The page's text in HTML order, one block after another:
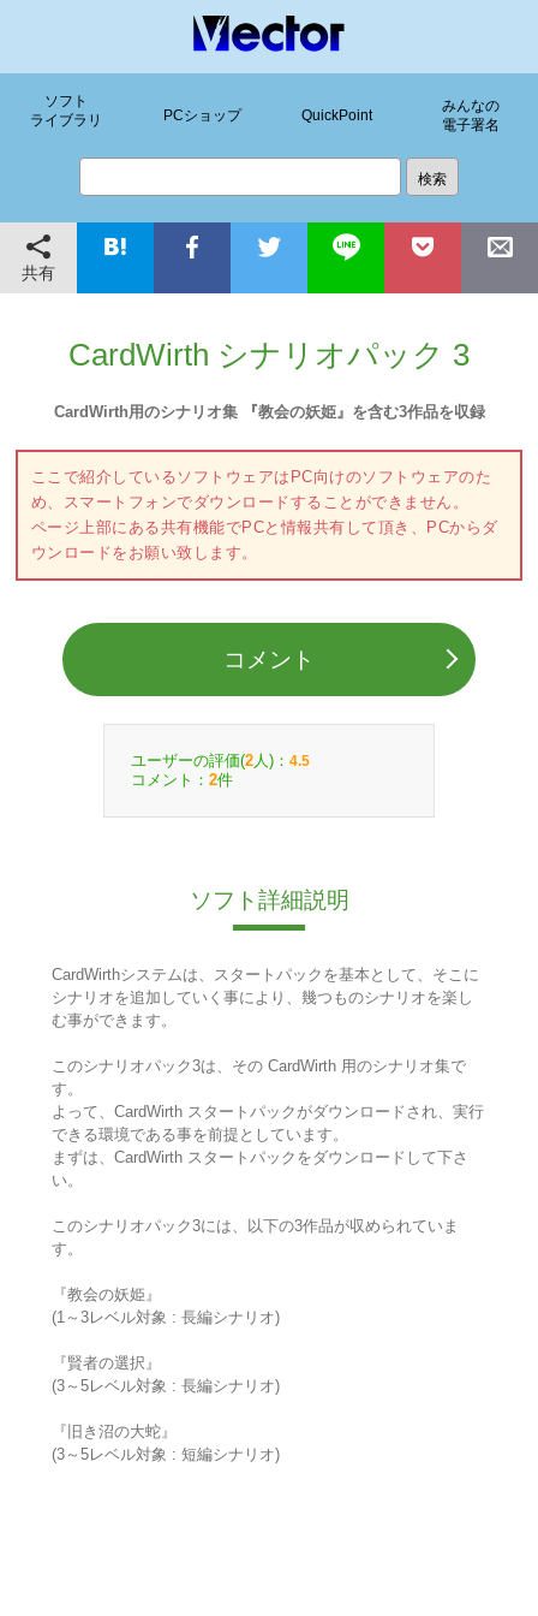
ソフト
ライブラリ
PCショップ QuickPoint
みんなの
電子署名
共有
CardWirth シナリオパック 3
CardWirth用のシナリオ集 『教会の妖姫』を含む3作品を収録
ここで紹介しているソフトウェアはPC向けのソフトウェアのた
め、スマートフォンでダウンロードすることができません。
ページ上部にある共有機能でPCと情報共有して頂き、PCからダ
ウンロードをお願い致します。
コメント
ユーザーの評価(2 人)： 4.5
コメント： 2件
ソフト詳細説明
CardWirthシステムは、スタートパックを基本として、そこに
シナリオを追加していく事により、幾つものシナリオを楽し
む事ができます。
このシナリオパック3は、その CardWirth 用のシナリオ集で
す。
よって、CardWirth スタートパックがダウンロードされ、実行
できる環境である事を前提としています。
まずは、CardWirth スタートパックをダウンロードして下さ
い。
このシナリオパック3には、以下の3作品が収められていま
す。
『教会の妖姫』
(1～3レベル対象 : 長編シナリオ)
『賢者の選択』
(3～5レベル対象 : 長編シナリオ)
『旧き沼の大蛇』
(3～5レベル対象 : 短編シナリオ)